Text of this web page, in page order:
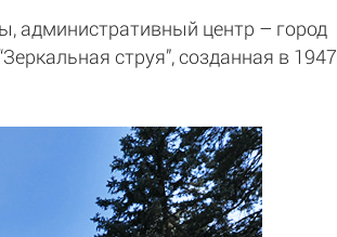
административный центр – город
струя”, созданная в 1947